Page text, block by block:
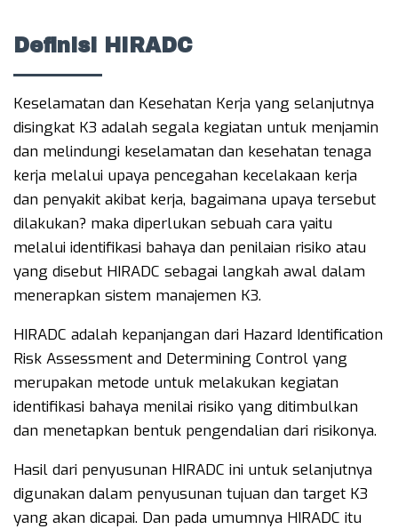
Definisi HIRADC
Keselamatan dan Kesehatan Kerja yang selanjutnya
disingkat K3 adalah segala kegiatan untuk menjamin
dan melindungi keselamatan dan kesehatan tenaga
kerja melalui upaya pencegahan kecelakaan kerja
dan penyakit akibat kerja, bagaimana upaya tersebut
dilakukan? maka diperlukan sebuah cara yaitu
melalui identifikasi bahaya dan penilaian risiko atau
yang disebut HIRADC sebagai langkah awal dalam
menerapkan sistem manajemen K3.
HIRADC adalah kepanjangan dari Hazard Identification
Risk Assessment and Determining Control yang
merupakan metode untuk melakukan kegiatan
identifikasi bahaya menilai risiko yang ditimbulkan
dan menetapkan bentuk pengendalian dari risikonya.
Hasil dari penyusunan HIRADC ini untuk selanjutnya
digunakan dalam penyusunan tujuan dan target K3
yang akan dicapai. Dan pada umumnya HIRADC itu